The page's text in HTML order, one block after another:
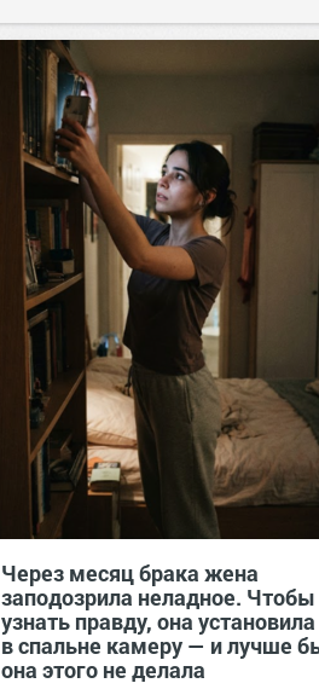
Через месяц брака жена
заподозрила неладное. Чтобы
узнать правду, она установила
в спальне камеру — и лучше
она этого не делала